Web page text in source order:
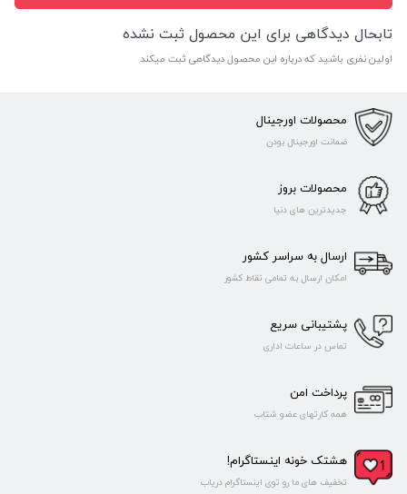
تابحال دیدگاهی برای این محصول ثبت نشده
اولین نفری باشید که درباره این محصول دیدگاهی ثبت میکند
محصولات اورجینال
ضمانت اورجینال بودن
محصولات بروز
جدیدترین های دنیا
ارسال به سراسر کشور
امکان ارسال به تمامی نقاط کشور
پشتیبانی سریع
تماس در ساعات اداری
پرداخت امن
همه کارتهای عضو شتاب
هشتک خونه اینستاگرام!
تخفیف های ما رو توی اینستاگرام دریاب